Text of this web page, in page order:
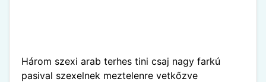
Három szexi arab terhes tini csaj nagy farkú
pasival szexelnek meztelenre vetkőzve